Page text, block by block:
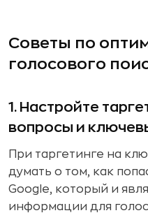
Советы по
голосового
1. Настройте
вопросы и
При таргетинге на
думать о том, как
Google, который и
информации для